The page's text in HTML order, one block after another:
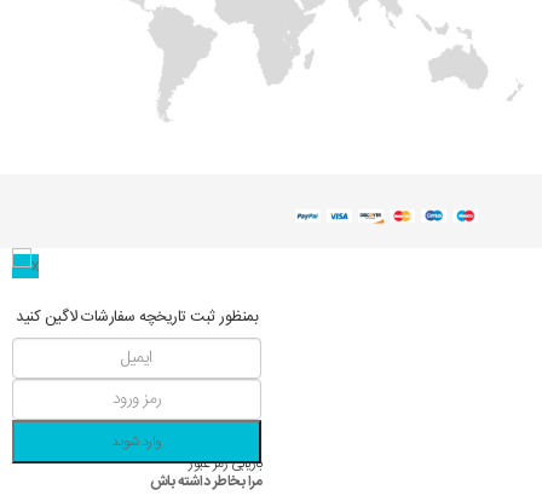
بمنظور ثبت تاریخچه سفارشات لاگین کنید
وارد شوید
مرا بخاطر داشته باش
بازیابی رمز عبور